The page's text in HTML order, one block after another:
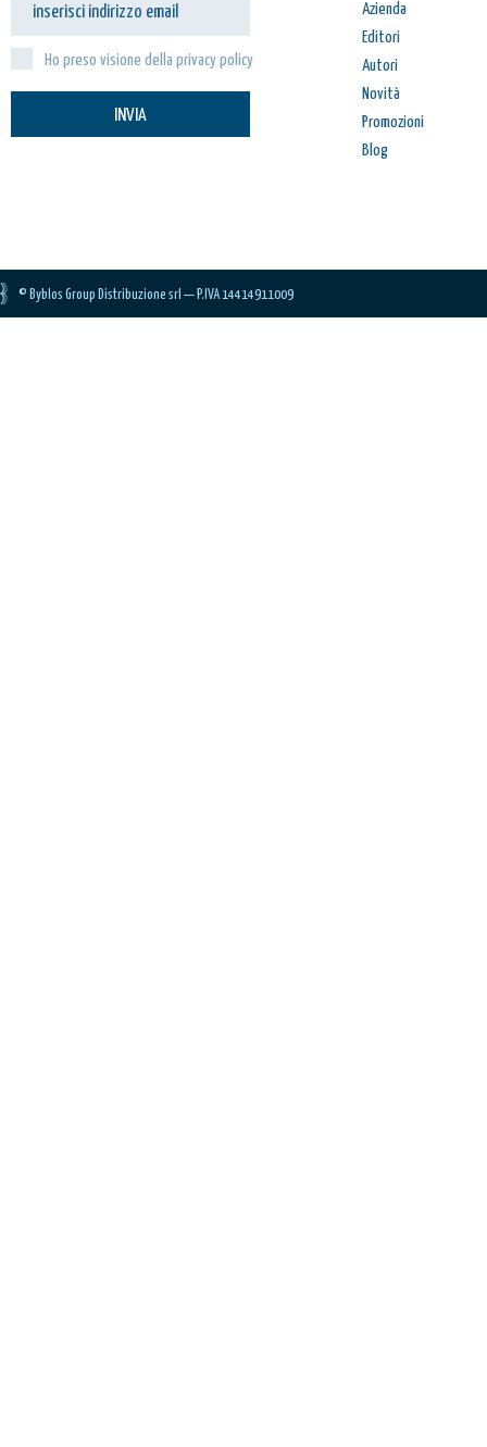
Ho preso visione della privacy policy
INVIA
Azienda
Editori
Autori
Novità
Promozioni
Blog
© Byblos Group Distribuzione srl — P.IVA 14414911009